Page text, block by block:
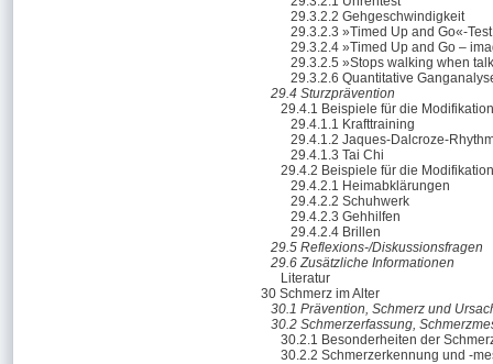
29.3.2.2 Gehgeschwindigkeit
29.3.2.3 »Timed Up and Go«-Test
29.3.2.4 »Timed Up and Go –
29.3.2.5 »Stops walking when
29.3.2.6 Quantitative
29.4 Sturzprävention
29.4.1 Beispiele für die
29.4.1.1 Krafttraining
29.4.1.2 Jaques-Dalcroze-
29.4.1.3 Tai Chi
29.4.2 Beispiele für die
29.4.2.1 Heimabklärungen
29.4.2.2 Schuhwerk
29.4.2.3 Gehhilfen
29.4.2.4 Brillen
29.5 Reflexions-/Diskussionsfragen
29.6 Zusätzliche Informationen
Literatur
30 Schmerz im Alter
30.1 Prävention, Schmerz und
30.2 Schmerzerfassung,
30.2.1 Besonderheiten der
30.2.2 Schmerzerkennung und -